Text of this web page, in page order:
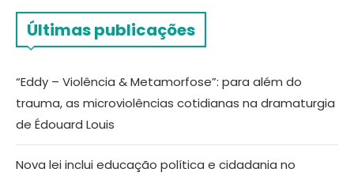
Últimas publicações
“Eddy – Violência & Metamorfose”: para além do
trauma, as microviolências cotidianas na dramaturgia
de Édouard Louis
Nova lei inclui educação política e cidadania no